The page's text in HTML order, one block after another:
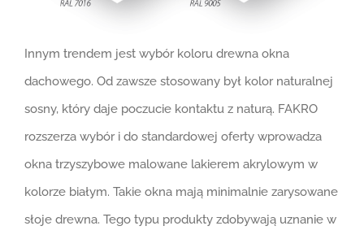
Innym trendem jest wybór koloru drewna okna
dachowego. Od zawsze stosowany był kolor naturalnej
sosny, który daje poczucie kontaktu z naturą. FAKRO
rozszerza wybór i do standardowej oferty wprowadza
okna trzyszybowe malowane lakierem akrylowym w
kolorze białym. Takie okna mają minimalnie zarysowane
słoje drewna. Tego typu produkty zdobywają uznanie w